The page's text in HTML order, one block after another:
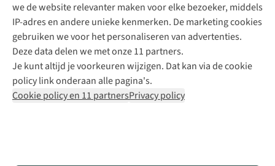
we de website relevanter maken voor elke bezoeker, middels
IP-adres en andere unieke kenmerken. De marketing cookies
gebruiken we voor het personaliseren van advertenties.
Deze data delen we met onze 11 partners.
Je kunt altijd je voorkeuren wijzigen. Dat kan via de cookie
policy link onderaan alle pagina's.
Cookie policy en 11 partnersPrivacy policy